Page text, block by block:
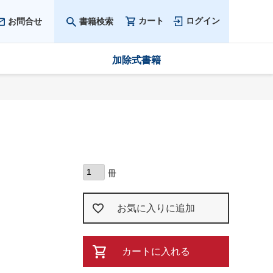
お問合せ 書籍検索 カート ログイン
加除式書籍
お気に入りに追加
カートに入れる